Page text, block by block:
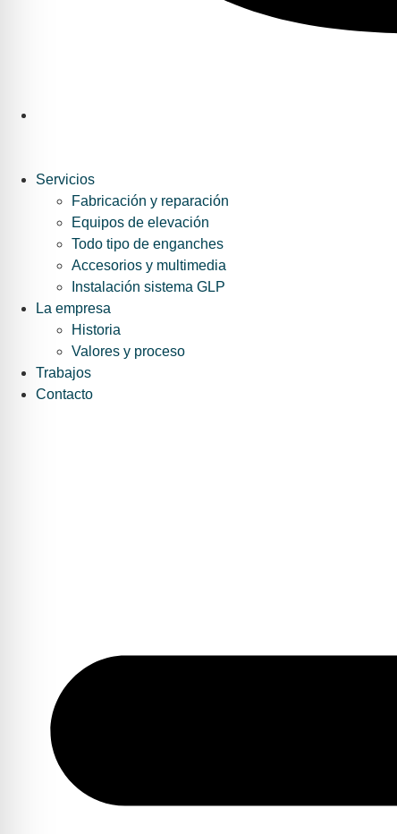
Servicios
Fabricación y reparación
Equipos de elevación
Todo tipo de enganches
Accesorios y multimedia
Instalación sistema GLP
La empresa
Historia
Valores y proceso
Trabajos
Contacto